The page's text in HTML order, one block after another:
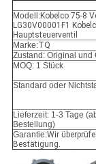
Modell:Kobelco 75-8
LG30V00001F1
Hauptsteuerventil
Marke:TQ
Zustand: Original und
MOQ: 1 Stück
Standard oder
Lieferzeit: 1-3 Tage
Bestellung)
Garantie:Wir
Bestätigung.